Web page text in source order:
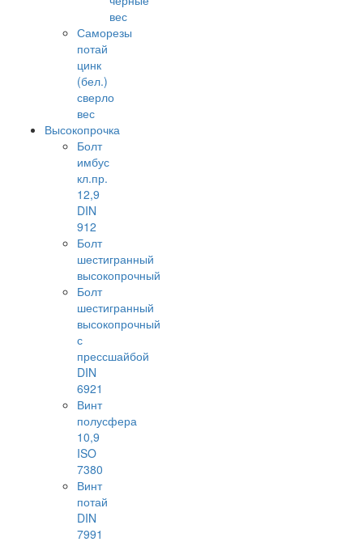
вес
Саморезы
потай
цинк
(бел.)
сверло
вес
Высокопрочка
Болт
имбус
кл.пр.
12,9
DIN
912
Болт
шестигранный
высокопрочный
Болт
шестигранный
высокопрочный
с
прессшайбой
DIN
6921
Винт
полусфера
10,9
ISO
7380
Винт
потай
DIN
7991